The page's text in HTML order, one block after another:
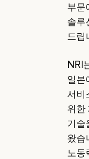
부문
솔루
드립
NRI
일본
서비
위한
기술
왔습
노동